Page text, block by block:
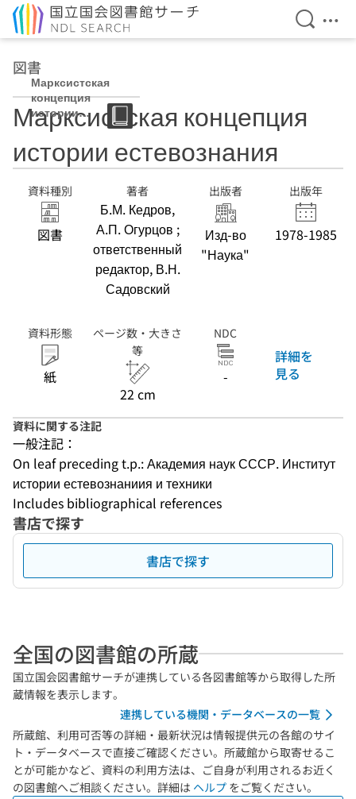
検索を
メ
図書
Марксистская
концепция
истории
естевознания
Марксистская концепция
истории естевознания
資料種別
図書
著者
Б.М. Кедров,
А.П. Огурцов ;
ответственный
редактор, В.Н.
Садовский
出版者
Изд-во
"Наука"
出版年
1978-1985
資料形態
紙
ページ数・大きさ
等
22 cm
NDC
-
詳細を
見る
資料に関する注記
一般注記：
On leaf preceding t.p.: Академия наук СССР. Институт
истории естевознаниия и техники
Includes bibliographical references
書店で探す
書店で探す
全国の図書館の所蔵
国立国会図書館サーチが連携している各図書館等から取得した所
蔵情報を表示します。
連携している機関・データベースの一覧
所蔵館、利用可否等の詳細・最新状況は情報提供元の各館のサイ
ト・データベースで直接ご確認ください。所蔵館から取寄せるこ
とが可能かなど、資料の利用方法は、ご自身が利用されるお近く
の図書館へご相談ください。詳細は ヘルプ をご覧ください。